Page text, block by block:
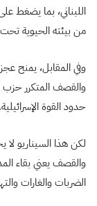
اللبناني، بما يضغط
من بيئته الحيوية
وفي المقابل، يمنح
والقصف المتكرر حزب
حدود القوة الإسرائيلية.
لكن هذا السيناريو
والقصف يعني بقاء
الضربات والغارات